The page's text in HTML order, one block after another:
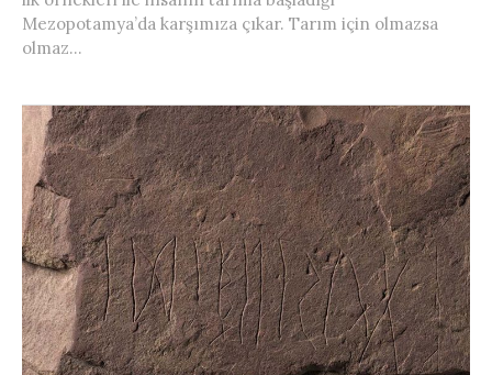
Mezopotamya’da karşımıza çıkar. Tarım için olmazsa
olmaz...